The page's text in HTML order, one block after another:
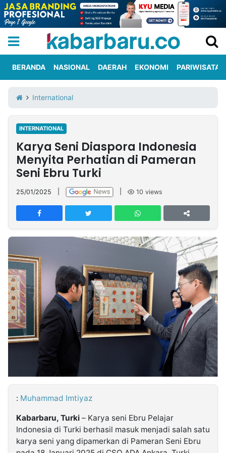
Iklan
Berita
Kami
Nasional
International
Olahraga
Entertainment
Daerah
Pariwisata
Kuliner
Kolom
Network
PT
TREETAN
INDONESIA
Partner
Insight
NTB
Suara
Time
Lens
IDN
Daily
Jogja
Jalan
Rakyat
Idealita
News
Kita
Notice
Dinamikapost.com
Radar
Baru
Seedbacklink
Follow
Kabarbaru
BERANDA NASIONAL DAERAH EKONOMI PARIWISATA
International
INTERNATIONAL
Karya Seni Diaspora Indonesia
Menyita Perhatian di Pameran
Seni Ebru Turki
25/01/2025 10 views
: Muhammad Imtiyaz
Kabarbaru, Turki – Karya seni Ebru Pelajar
Indonesia di Turki berhasil masuk menjadi salah satu
karya seni yang dipamerkan di Pameran Seni Ebru